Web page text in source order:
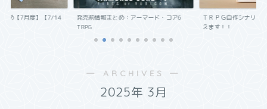
とめ【7月度】【7/14
発売前情報まとめ：アーマード・コア6
TRPG
ＴＲＰＧ自作シナリオ
えます！！
― ARCHIVES ―
2025年 3月